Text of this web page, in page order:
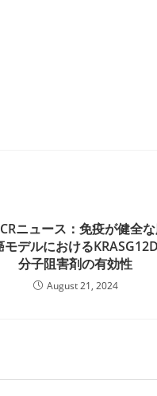
ニュース：免疫が健全
モデルにおける
分子阻害剤の有効性
August 21, 2024